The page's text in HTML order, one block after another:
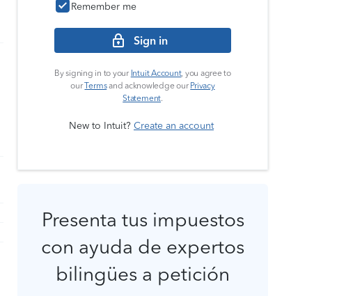
Remember me
Sign in
By signing in to your Intuit Account, you agree to
ourTermsand acknowledge our Privacy
Statement.
New to Intuit? Create an account
Presenta tus impuestos
con ayuda de expertos
bilingües a petición